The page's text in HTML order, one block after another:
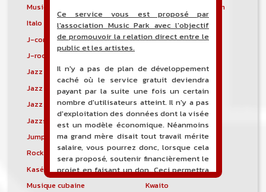
Musique irlandaise
Rock progressif italien
Italo Disco
Italo house
J-core
J-pop
J-rock
Jazz blues
Jazz modal
Jazz Nouvelle-Orléans
Jazz punk
Jazz vocal
Jazz-funk
Jazzstep
Jersey club
Jump blues
Jump-up
Rock canadien
Kansas City blues
Kasékò
Kizomba
Musique cubaine
Kwaito
Ce service vous est proposé par
l'association Music Park avec l'objectif
de promouvoir la relation direct entre le
public et les artistes.
Il n'y a pas de plan de développement
caché où le service gratuit deviendra
payant par la suite une fois un certain
nombre d'utilisateurs atteint. Il n'y a pas
d'exploitation des données dont la visée
est un modèle économique. Néanmoins
ma grand mère disait tout travail mérite
salaire, vous pourrez donc, lorsque cela
sera proposé, soutenir financièrement le
projet en faisant un don. Ceci permettra
de financer l'hébergement, le nom de